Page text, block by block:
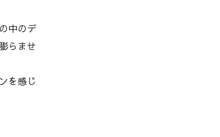
中のデ
らませ
を感じ